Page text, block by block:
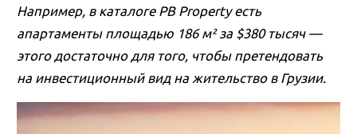
Например, в каталоге PB Property есть
апартаменты площадью 186 м² за $380 тысяч —
этого достаточно для того, чтобы претендовать
на инвестиционный вид на жительство в Грузии.